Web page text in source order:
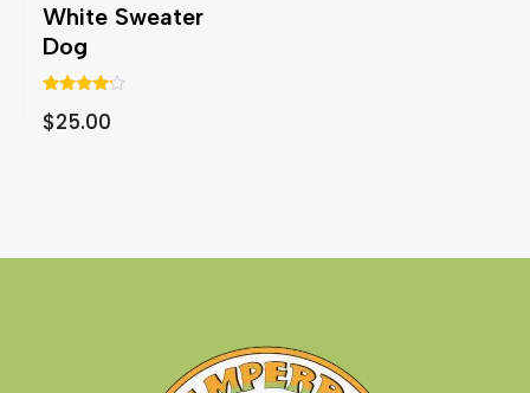
White Sweater
Dog
con
4.00
$25.00